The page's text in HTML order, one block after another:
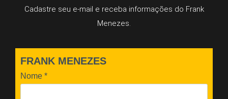
Cadastre seu e-mail e receba informações do Frank
Menezes.
FRANK MENEZES
Nome *